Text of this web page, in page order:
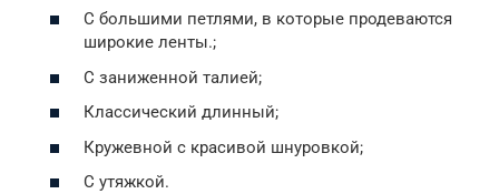
С большими петлями, в которые продеваются
широкие ленты.;
С заниженной талией;
Классический длинный;
Кружевной с красивой шнуровкой;
С утяжкой.